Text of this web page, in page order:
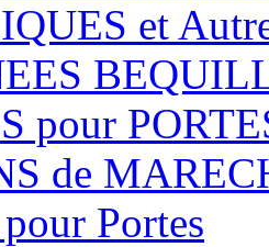
et
pour
de
Portes